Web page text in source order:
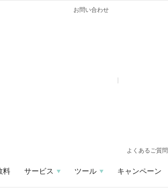
お問い合わせ
よくあるご質問
料 サービス ツール キャンペーン